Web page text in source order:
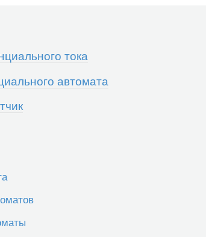
тока
автомата